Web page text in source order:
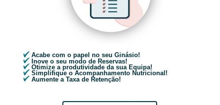
Acabe com o papel no seu Ginásio!
Inove o seu modo de Reservas!
Otimize a produtividade da sua Equipa!
Simplifique o Acompanhamento Nutricional!
Aumente a Taxa de Retenção!